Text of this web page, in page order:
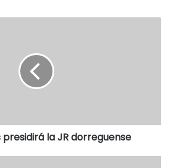
presidirá la JR dorreguense